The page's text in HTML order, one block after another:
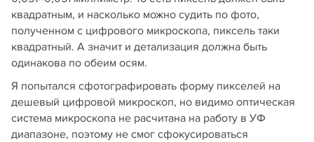
квадратным, и насколько можно судить по фото,
полученном с цифрового микроскопа, пиксель таки
квадратный. А значит и детализация должна быть
одинакова по обеим осям.
Я попытался сфотографировать форму пикселей на
дешевый цифровой микроскоп, но видимо оптическая
система микроскопа не расчитана на работу в УФ
диапазоне, поэтому не смог сфокусироваться